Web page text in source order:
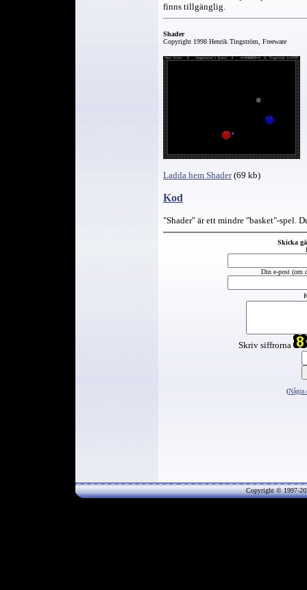
finns tillgänglig.
Shader
Copyright 1998 Henrik Tingström, Freeware
Ladda hem Shader(69 kb)
Kod
"Shader" är ett mindre "basket"-spel.
Skicka
Din e-post (om
Skriv siffrorna
(Några
Copyright © 1997-